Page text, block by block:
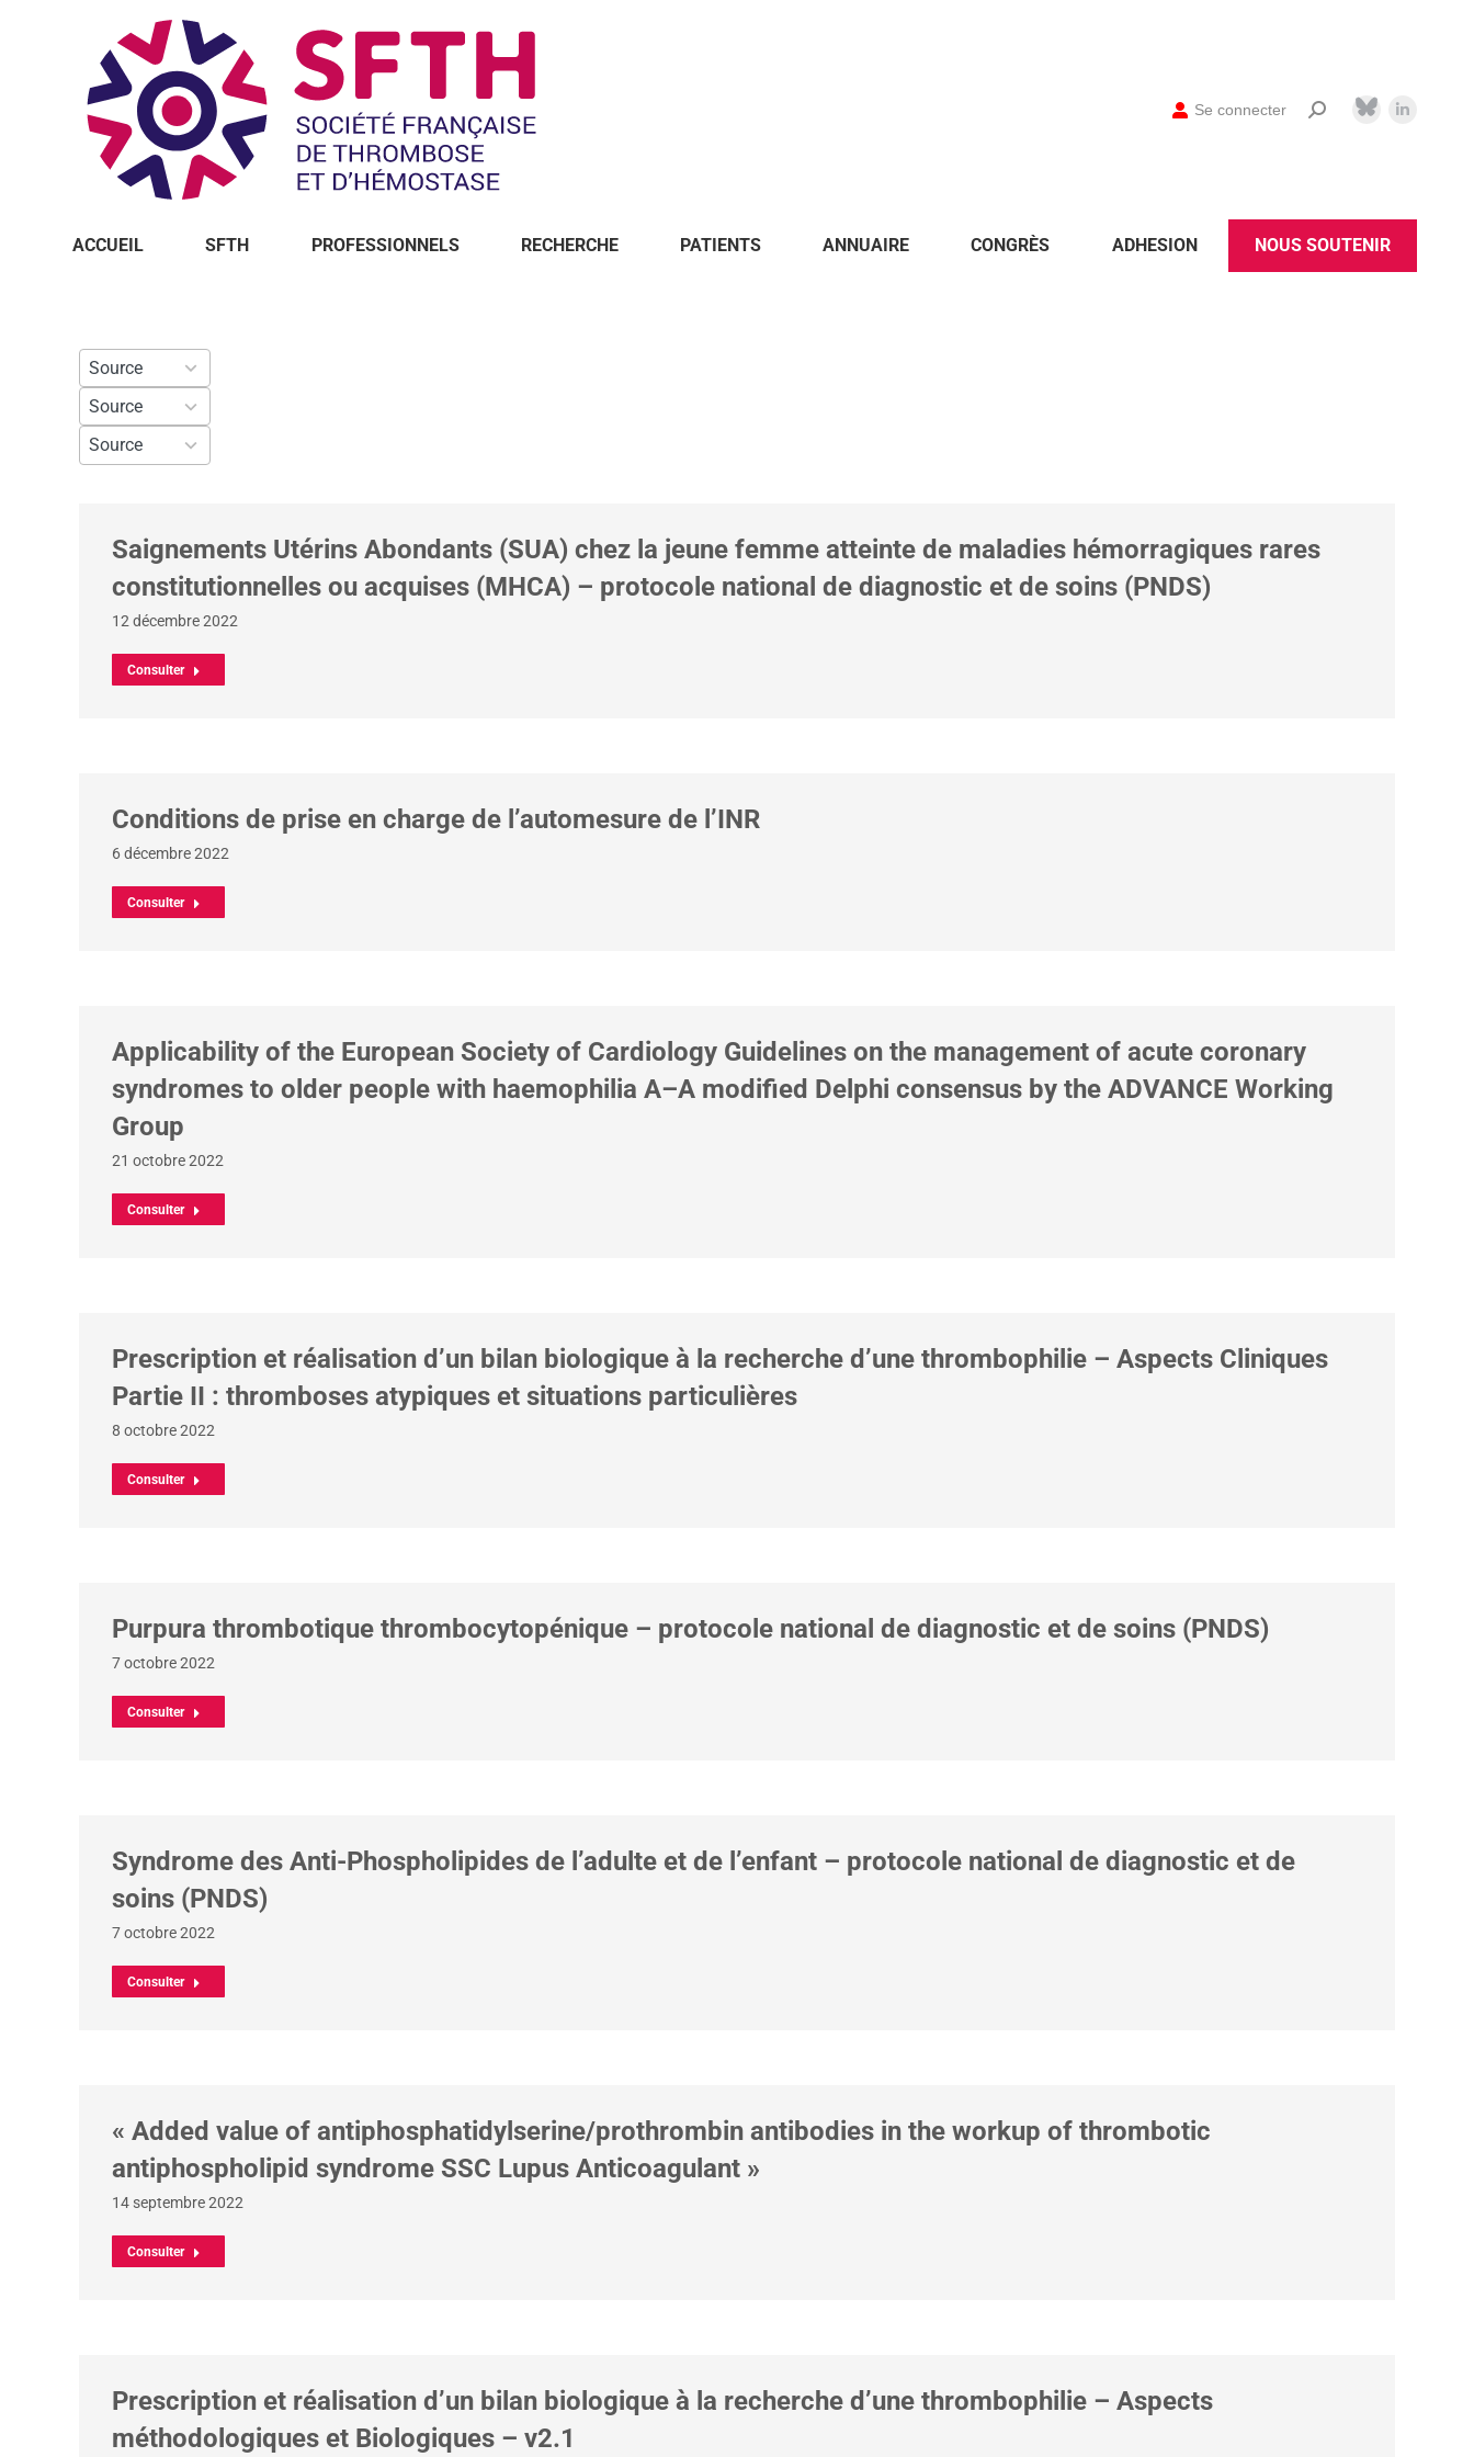
Se connecter
ACCUEIL SFTH PROFESSIONNELS RECHERCHE PATIENTS ANNUAIRE CONGRÈS ADHESION NOUS SOUTENIR
Source
results
available
Source
results
available
Source
results
Saignements Utérins Abondants (SUA) chez la jeune femme atteinte de maladies hémorragiques rares
constitutionnelles ou acquises (MHCA) – protocole national de diagnostic et de soins (PNDS)
12 décembre 2022
Consulter
Conditions de prise en charge de l’automesure de l’INR
6 décembre 2022
Consulter
Applicability of the European Society of Cardiology Guidelines on the management of acute coronary
syndromes to older people with haemophilia A–A modified Delphi consensus by the ADVANCE Working
Group
21 octobre 2022
Consulter
Prescription et réalisation d’un bilan biologique à la recherche d’une thrombophilie – Aspects Cliniques
Partie II : thromboses atypiques et situations particulières
8 octobre 2022
Consulter
Purpura thrombotique thrombocytopénique – protocole national de diagnostic et de soins (PNDS)
7 octobre 2022
Consulter
Syndrome des Anti-Phospholipides de l’adulte et de l’enfant – protocole national de diagnostic et de
soins (PNDS)
7 octobre 2022
Consulter
« Added value of antiphosphatidylserine/prothrombin antibodies in the workup of thrombotic
antiphospholipid syndrome SSC Lupus Anticoagulant »
14 septembre 2022
Consulter
Prescription et réalisation d’un bilan biologique à la recherche d’une thrombophilie – Aspects
méthodologiques et Biologiques – v2.1